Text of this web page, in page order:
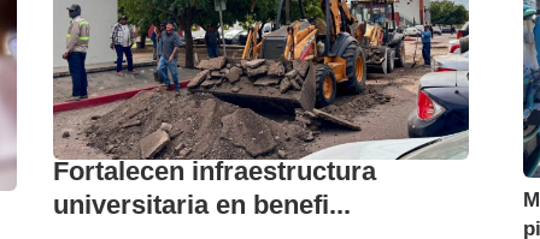
Fortalecen infraestructura
universitaria en benefi...